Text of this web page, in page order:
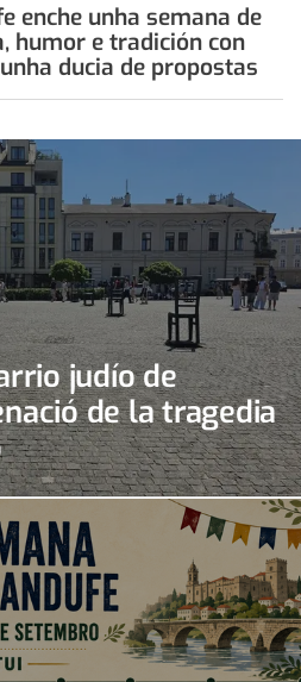
enche unha semana de
humor e tradición con
ducia de propostas
judío de
de la tragedia